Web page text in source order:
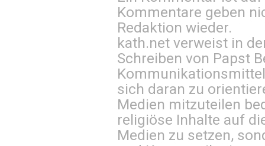
Kommentare geben
Redaktion wieder.
kath.net verweist in
Schreiben von Papst
sich daran zu
Medien mitzuteilen
religiöse Inhalte auf
Medien zu setzen,